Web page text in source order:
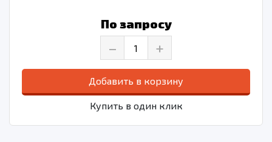
По запросу
– +
Добавить в корзину
Купить в один клик